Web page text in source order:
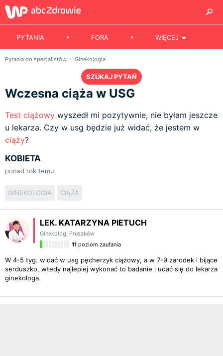
PYTANIA FORA WIĘCEJ
Pytania do specjalistów Ginekologia
SZUKAJ PYTAŃ
Wczesna ciąża w USG
Test ciążowy wyszedł mi pozytywnie, nie byłam jeszcze
u lekarza. Czy w usg będzie już widać, że jestem w
ciąży?
KOBIETA
ponad rok temu
GINEKOLOGIA CIĄŻA
LEK. KATARZYNA PIETUCH
Ginekolog, Pruszków
11 poziom zaufania
W 4-5 tyg. widać w usg pęcherzyk ciążowy, a w 7-9 zarodek i bijące
serduszko, wtedy najlepiej wykonać to badanie i udać się do lekarza
ginekologa.